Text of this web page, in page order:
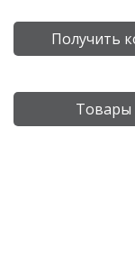
Получить
Товары